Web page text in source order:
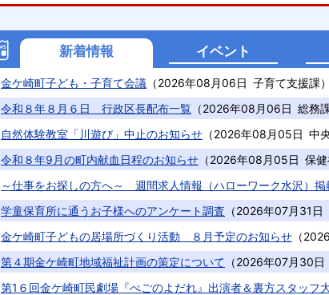
新着情報 イベント
金ケ崎町子ども・子育て会議 （2026年08月06日 子育て支援課）
令和８年８月６日 行政区長配布一覧 （2026年08月06日 総務
自然体験教室「川遊び」中止のお知らせ （2026年08月05日 中
令和８年9月の町内献血日程のお知らせ （2026年08月05日 保
～仕事をお探しの方へ～ 週間求人情報（ハローワーク水沢）掲
学童保育所に通うお子様へのアンケート調査 （2026年07月31日
金ケ崎町子どもの居場所づくり活動 ８月予定のお知らせ （
第４期金ケ崎町地域福祉計画の策定について （2026年07月30日
第1６回金ケ崎町民劇場『べごのよだれ』出演者＆裏方スタッフ